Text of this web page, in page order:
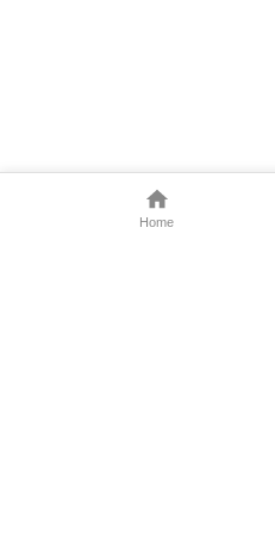
Home